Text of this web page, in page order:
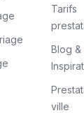
Tarifs
Blog &
ville